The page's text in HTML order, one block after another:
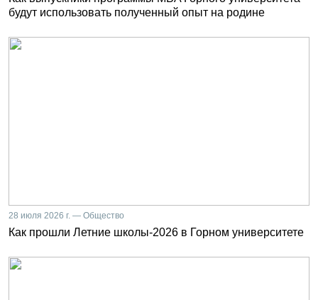
будут использовать полученный опыт на родине
28 июля 2026 г. — Общество
Как прошли Летние школы-2026 в Горном университете